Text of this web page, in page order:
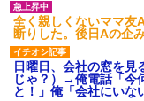
全く親しくないママ友
断りした。後日Aの企
日曜日、会社の窓を見
じゃ？）→俺電話「今
と！」俺「会社にい